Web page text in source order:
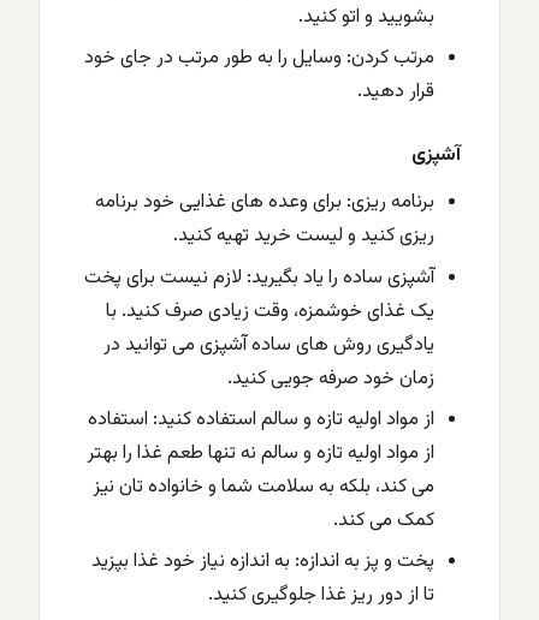
بشویید و اتو کنید.
مرتب کردن: وسایل را به طور مرتب در جای خود
قرار دهید.
آشپزی
برنامه ریزی: برای وعده های غذایی خود برنامه
ریزی کنید و لیست خرید تهیه کنید.
آشپزی ساده را یاد بگیرید: لازم نیست برای پخت
یک غذای خوشمزه، وقت زیادی صرف کنید. با
یادگیری روش های ساده آشپزی می توانید در
زمان خود صرفه جویی کنید.
از مواد اولیه تازه و سالم استفاده کنید: استفاده
از مواد اولیه تازه و سالم نه تنها طعم غذا را بهتر
می کند، بلکه به سلامت شما و خانواده تان نیز
کمک می کند.
پخت و پز به اندازه: به اندازه نیاز خود غذا بپزید
تا از دور ریز غذا جلوگیری کنید.